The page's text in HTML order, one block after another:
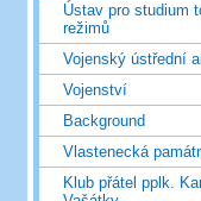
Ústav pro studium
režimů
Vojenský ústřední
Vojenství
Background
Vlastenecká
Klub přátel pplk.